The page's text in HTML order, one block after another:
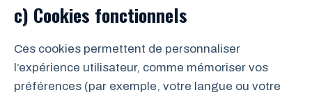
c) Cookies fonctionnels
Ces cookies permettent de personnaliser
l’expérience utilisateur, comme mémoriser vos
préférences (par exemple, votre langue ou votre